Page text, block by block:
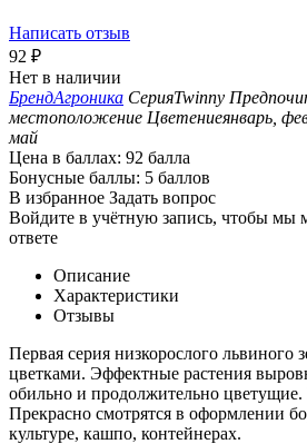
Написать отзыв
92 ₽
Нет в наличии
БрендАгроника СерияTwinny
местоположение Цветениеянварь,
май
Цена в баллах: 92 балла
Бонусные баллы: 5 баллов
В избранное Задать вопрос
Войдите в учётную запись, чтобы мы
ответе
Описание
Характеристики
Отзывы
Первая серия низкорослого львиного
цветками. Эффектные растения
обильно и продолжительно
Прекрасно смотрятся в оформлении
культуре, кашпо, контейнерах.